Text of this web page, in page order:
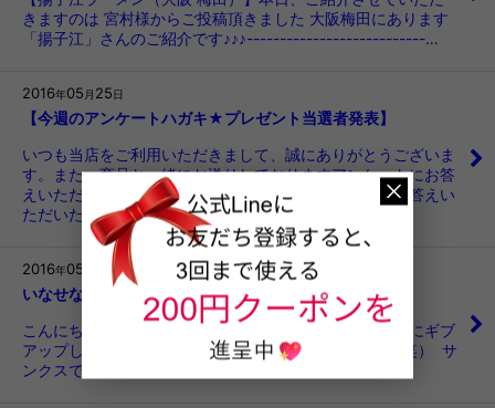
きますのは 宮村様からご投稿頂きました 大阪梅田にあります
「揚子江」さんのご紹介です♪♪♪---------------------------…
2016年05 月 25 日
【今週のアンケートハガキ★プレゼント当選者発表】
いつも当店をご利用いただきまして、誠にありがとうございま
す。また、商品と一緒にお送りしておりますアンケートにお答
えいただき、ありがとうございました。アンケートにお答えい
ただいた方の中から、毎週抽選で1…
2016年05 23日
いなせな ごまだれ冷やし中華
こんにちはー！ 暑い...暑すぎる...夏本番前にして、すでにギブ
アップしてしまいそうなので 冷やし中華始めました（笑） サ
ンクスでABCラジオと…